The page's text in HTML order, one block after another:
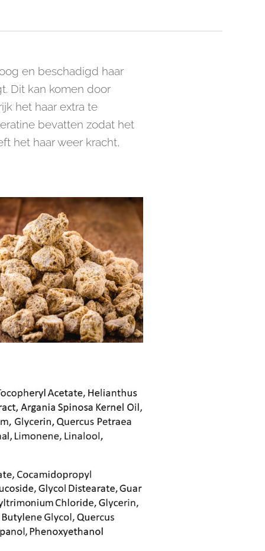
en beschadigd haar
Dit kan komen door
het haar extra te
bevatten zodat het
het haar weer kracht,